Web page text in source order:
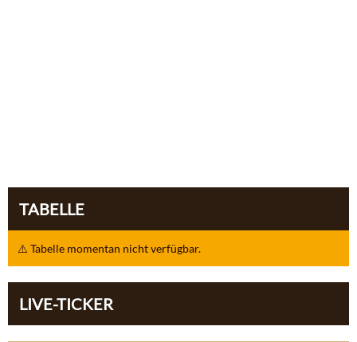
TABELLE
⚠️ Tabelle momentan nicht verfügbar.
LIVE-TICKER